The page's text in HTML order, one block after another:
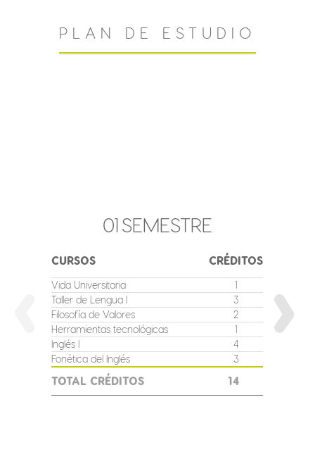
PLAN DE ESTUDIO
01SEMESTRE
CURSOS CRÉDITOS
Vida Universitaria
1
Taller de Lengua I
3
Filosofía de Valores
2
Herramientas tecnológicas
1
Inglés I
4
Fonética del Inglés
3
TOTAL CRÉDITOS 14